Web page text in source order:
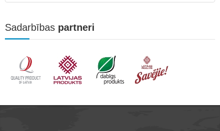
Sadarbības partneri